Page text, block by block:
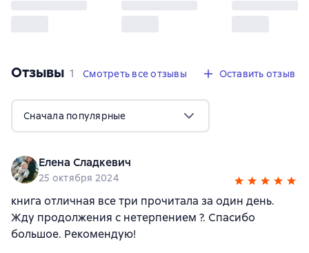
Отзывы 1 отзыв
1 Смотреть все отзывы Оставить отзыв
Сначала популярные
Елена Сладкевич
25 октября 2024
книга отличная все три прочитала за один день.
Жду продолжения с нетерпением ?. Спасибо
большое. Рекомендую!